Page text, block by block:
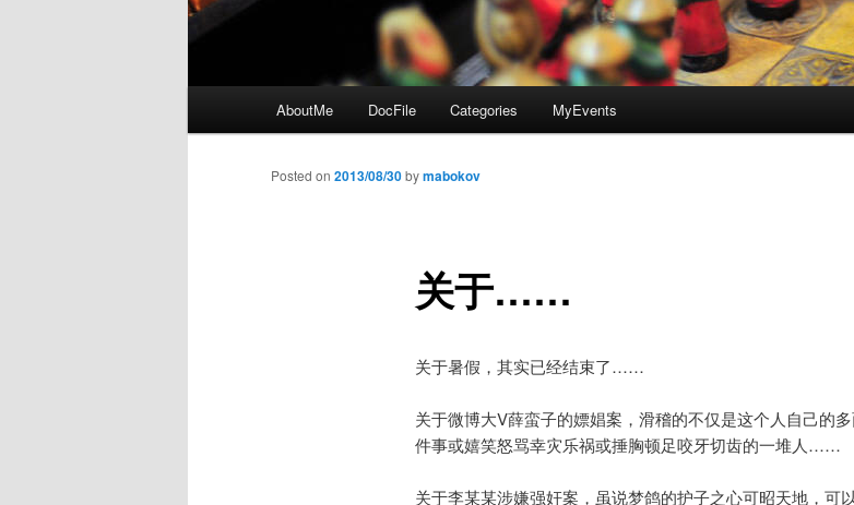
AboutMe DocFile Categories MyEvents
关于……
Posted on 2013/08/30bymabokov
关于暑假，其实已经结束了……
关于微博大V薛蛮子的嫖娼案，滑稽的不仅是这个人自己的
件事或嬉笑怒骂幸灾乐祸或捶胸顿足咬牙切齿的一堆人……
关于李某某涉嫌强奸案，虽说梦鸽的护子之心可昭天地，可